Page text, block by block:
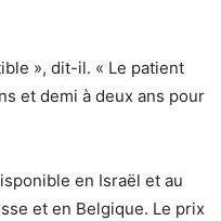
», dit-il. « Le patient
et demi à deux ans pour
en Israël et au
et en Belgique. Le prix